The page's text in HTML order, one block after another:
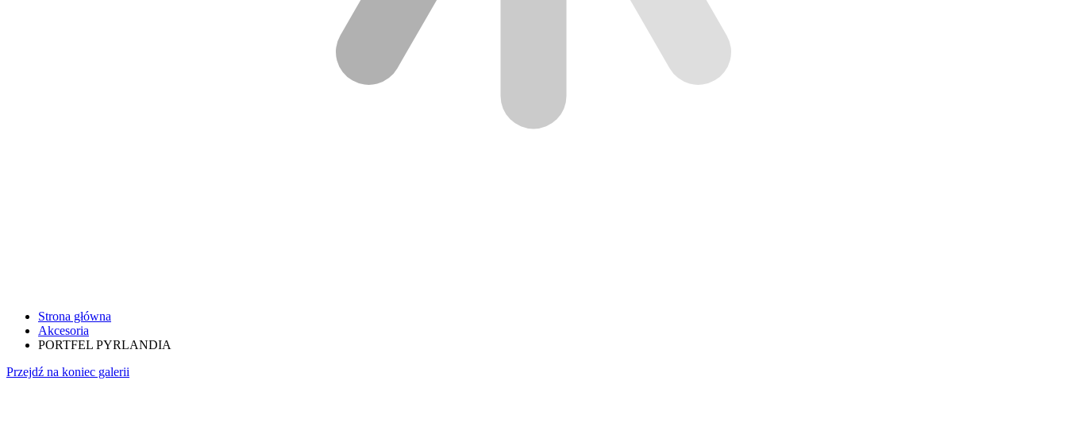
Strona główna
Akcesoria
PORTFEL PYRLANDIA
Przejdź na koniec galerii